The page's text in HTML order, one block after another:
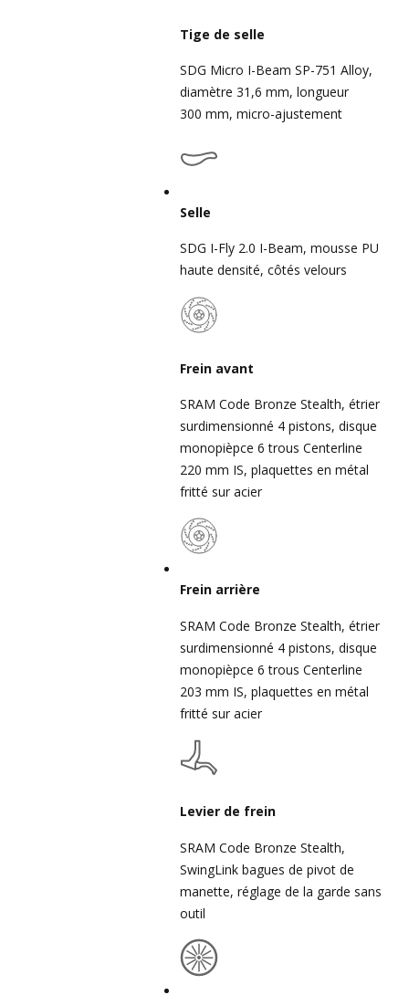
Tige de selle
SDG Micro I-Beam SP-751 Alloy,
diamètre 31,6 mm, longueur
300 mm, micro-ajustement
Selle
SDG I-Fly 2.0 I-Beam, mousse PU
haute densité, côtés velours
Frein avant
SRAM Code Bronze Stealth, étrier
surdimensionné 4 pistons, disque
monopièpce 6 trous Centerline
220 mm IS, plaquettes en métal
fritté sur acier
Frein arrière
SRAM Code Bronze Stealth, étrier
surdimensionné 4 pistons, disque
monopièpce 6 trous Centerline
203 mm IS, plaquettes en métal
fritté sur acier
Levier de frein
SRAM Code Bronze Stealth,
SwingLink bagues de pivot de
manette, réglage de la garde sans
outil